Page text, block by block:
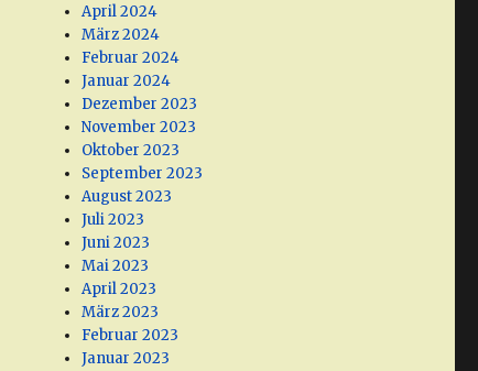
April 2024
März 2024
Februar 2024
Januar 2024
Dezember 2023
November 2023
Oktober 2023
September 2023
August 2023
Juli 2023
Juni 2023
Mai 2023
April 2023
März 2023
Februar 2023
Januar 2023